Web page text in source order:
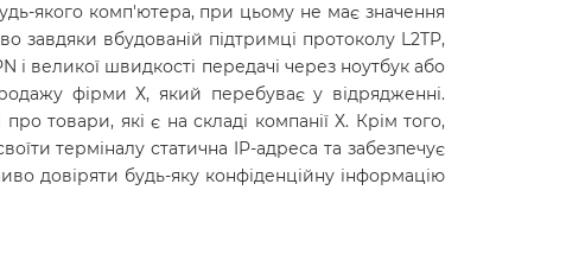
якого комп'ютера, при цьому не має значення
завдяки вбудованій підтримці протоколу L2TP,
і великої швидкості передачі через ноутбук або
фірми Х, який перебуває у відрядженні.
товари, які є на складі компанії Х. Крім того,
терміналу статична IP-адреса та забезпечує
довіряти будь-яку конфіденційну інформацію